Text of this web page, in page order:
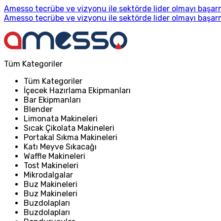
Amesso tecrübe ve vizyonu ile sektörde lider olmayı
Amesso tecrübe ve vizyonu ile sektörde lider olmayı
Tüm Kategoriler
Tüm Kategoriler
İçecek Hazırlama Ekipmanları
Bar Ekipmanları
Blender
Limonata Makineleri
Sıcak Çikolata Makineleri
Portakal Sıkma Makineleri
Katı Meyve Sıkacağı
Waffle Makineleri
Tost Makineleri
Mikrodalgalar
Buz Makineleri
Buz Makineleri
Buzdolapları
Buzdolapları